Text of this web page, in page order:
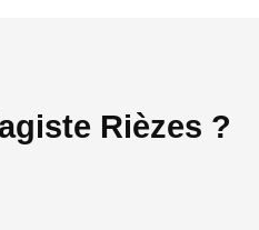
Rièzes ?